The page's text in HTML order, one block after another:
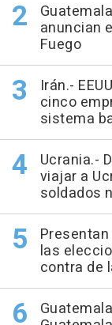
anuncian
Fuego
Irán.-
cinco
sistema
Ucrania.-
viajar a
soldados
las
contra de